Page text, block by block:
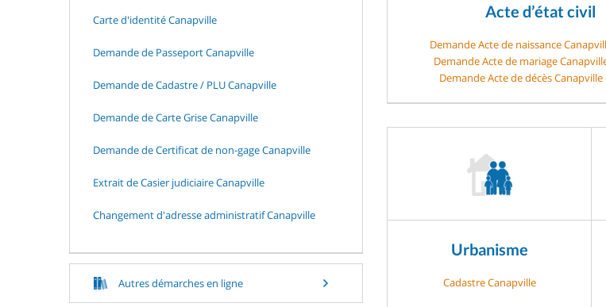
Carte d'identité Canapville
Demande de Passeport Canapville
Demande de Cadastre / PLU Canapville
Demande de Carte Grise Canapville
Demande de Certificat de non-gage Canapville
Extrait de Casier judiciaire Canapville
Changement d'adresse administratif Canapville
Autres démarches en ligne
Acte d’état civil
Demande Acte de naissance
Demande Acte de mariage
Demande Acte de décès Canapville
Urbanisme
Cadastre Canapville